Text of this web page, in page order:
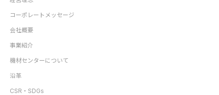
コーポレートメッセージ
会社概要
事業紹介
機材センターについて
沿革
CSR・SDGs